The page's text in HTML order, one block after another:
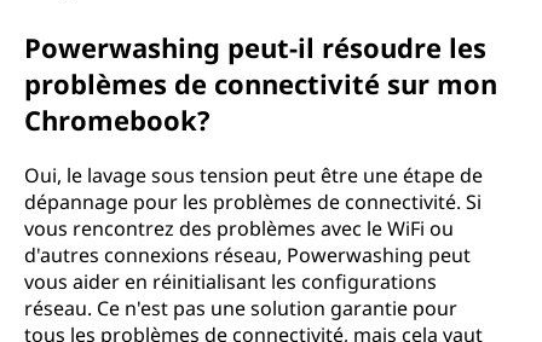
Powerwashing peut-il résoudre les
problèmes de connectivité sur mon
Chromebook?
Oui, le lavage sous tension peut être une étape de
dépannage pour les problèmes de connectivité. Si
vous rencontrez des problèmes avec le WiFi ou
d'autres connexions réseau, Powerwashing peut
vous aider en réinitialisant les configurations
réseau. Ce n'est pas une solution garantie pour
tous les problèmes de connectivité, mais cela vaut